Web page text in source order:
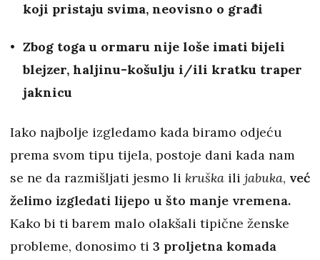
koji pristaju svima, neovisno o građi
Zbog toga u ormaru nije loše imati bijeli
blejzer, haljinu-košulju i/ili kratku traper
jaknicu
Iako najbolje izgledamo kada biramo odjeću
prema svom tipu tijela, postoje dani kada nam
se ne da razmišljati jesmo li kruška ili jabuka, već
želimo izgledati lijepo u što manje vremena.
Kako bi ti barem malo olakšali tipične ženske
probleme, donosimo ti 3 proljetna komada